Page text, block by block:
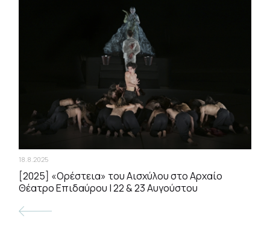
18.8.2025
[2025] «Ορέστεια» του Αισχύλου στο Αρχαίο
Θέατρο Επιδαύρου | 22 & 23 Αυγούστου